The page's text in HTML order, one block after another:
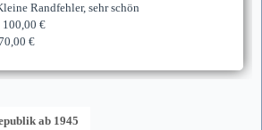
Randfehler, sehr schön
100,00 €
€
ab 1945